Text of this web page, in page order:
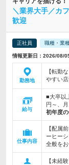
＼業界大手／カ
歓迎
正社員 職種・業
情報更新日：2026/08/
勤務地
【転勤
やすい
給与
■大卒以
円～、
初年度の
仕事内容
【配属
ーヒー
全般をお
【未経